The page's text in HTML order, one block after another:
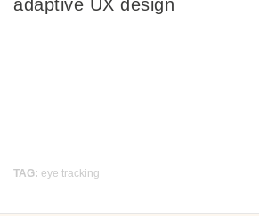
adaptive UX design
TAG: eye tracking